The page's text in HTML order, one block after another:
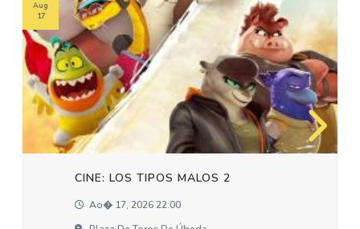
CINE: LOS TIPOS MALOS 2
Ao� 17, 2026 22:00
Aug
17